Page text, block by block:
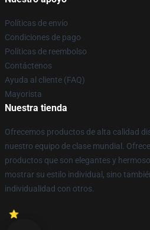
Políticas de envío
Condiciones de pago
Políticas de reembolso
Contáctenos
Ayuda al cliente (FAQ)
Mayorista
Nuestra tienda
Ofrecemos productos de alta calidad
nuestro equipo de clase mundial.
productos que son elegantes y
mostrar su estilo individual, sino
individualidad con otros.